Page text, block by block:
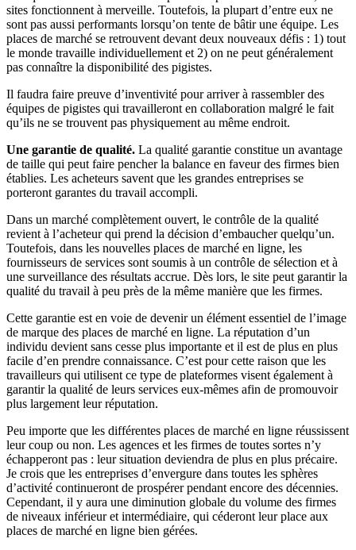
sites fonctionnent à merveille. Toutefois, la plupart d’entre eux ne
sont pas aussi performants lorsqu’on tente de bâtir une équipe. Les
places de marché se retrouvent devant deux nouveaux défis : 1) tout
le monde travaille individuellement et 2) on ne peut généralement
pas connaître la disponibilité des pigistes.
Il faudra faire preuve d’inventivité pour arriver à rassembler des
équipes de pigistes qui travailleront en collaboration malgré le fait
qu’ils ne se trouvent pas physiquement au même endroit.
Une garantie de qualité. La qualité garantie constitue un avantage
de taille qui peut faire pencher la balance en faveur des firmes bien
établies. Les acheteurs savent que les grandes entreprises se
porteront garantes du travail accompli.
Dans un marché complètement ouvert, le contrôle de la qualité
revient à l’acheteur qui prend la décision d’embaucher quelqu’un.
Toutefois, dans les nouvelles places de marché en ligne, les
fournisseurs de services sont soumis à un contrôle de sélection et à
une surveillance des résultats accrue. Dès lors, le site peut garantir la
qualité du travail à peu près de la même manière que les firmes.
Cette garantie est en voie de devenir un élément essentiel de l’image
de marque des places de marché en ligne. La réputation d’un
individu devient sans cesse plus importante et il est de plus en plus
facile d’en prendre connaissance. C’est pour cette raison que les
travailleurs qui utilisent ce type de plateformes visent également à
garantir la qualité de leurs services eux-mêmes afin de promouvoir
plus largement leur réputation.
Peu importe que les différentes places de marché en ligne réussissent
leur coup ou non. Les agences et les firmes de toutes sortes n’y
échapperont pas : leur situation deviendra de plus en plus précaire.
Je crois que les entreprises d’envergure dans toutes les sphères
d’activité continueront de prospérer pendant encore des décennies.
Cependant, il y aura une diminution globale du volume des firmes
de niveaux inférieur et intermédiaire, qui céderont leur place aux
places de marché en ligne bien gérées.